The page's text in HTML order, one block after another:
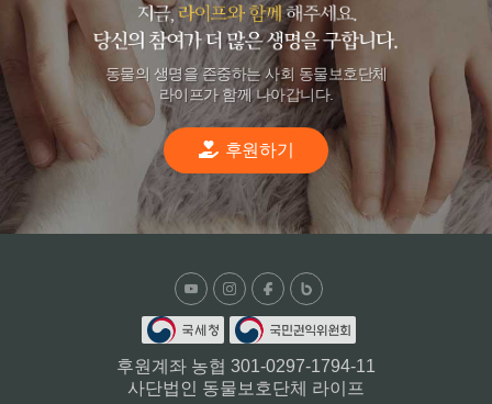
동물의 생명을 존중하는 사회 동물보호단체
라이프가 함께 나아갑니다.
후원하기
후원계좌 농협 301-0297-1794-11
사단법인 동물보호단체 라이프